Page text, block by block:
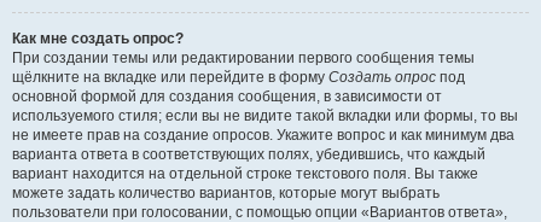
Как мне создать опрос?
При создании темы или редактировании первого сообщения темы
щёлкните на вкладке или перейдите в форму Создать опрос под
основной формой для создания сообщения, в зависимости от
используемого стиля; если вы не видите такой вкладки или формы, то вы
не имеете прав на создание опросов. Укажите вопрос и как минимум два
варианта ответа в соответствующих полях, убедившись, что каждый
вариант находится на отдельной строке текстового поля. Вы также
можете задать количество вариантов, которые могут выбрать
пользователи при голосовании, с помощью опции «Вариантов ответа»,